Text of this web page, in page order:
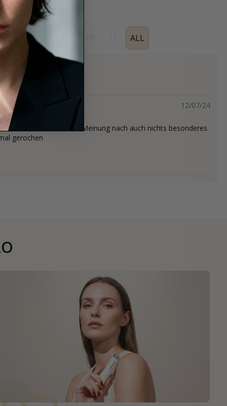
ALL
12/07/24
nicht mein Fall, meiner Meinung nach auch nichts besonderes.
gerochen